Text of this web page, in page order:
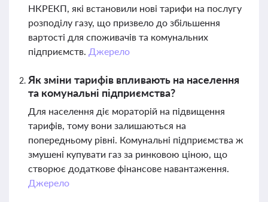
НКРЕКП, які встановили нові тарифи на послугу
розподілу газу, що призвело до збільшення
вартості для споживачів та комунальних
підприємств. Джерело
Як зміни тарифів впливають на населення
та комунальні підприємства?
Для населення діє мораторій на підвищення
тарифів, тому вони залишаються на
попередньому рівні. Комунальні підприємства ж
змушені купувати газ за ринковою ціною, що
створює додаткове фінансове навантаження.
Джерело